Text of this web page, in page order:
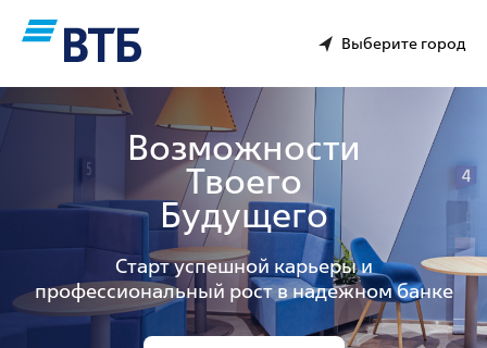
Выберите город
Возможности
Твоего
Будущего
Старт успешной карьеры и
профессиональный рост в надежном банке